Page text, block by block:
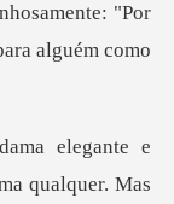
samente: "Por
er. Mas